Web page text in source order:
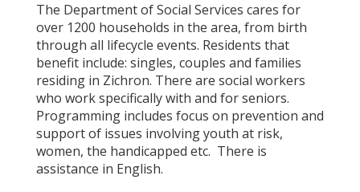
The Department of Social Services cares for
over 1200 households in the area, from birth
through all lifecycle events. Residents that
benefit include: singles, couples and families
residing in Zichron. There are social workers
who work specifically with and for seniors.
Programming includes focus on prevention and
support of issues involving youth at risk,
women, the handicapped etc. There is
assistance in English.